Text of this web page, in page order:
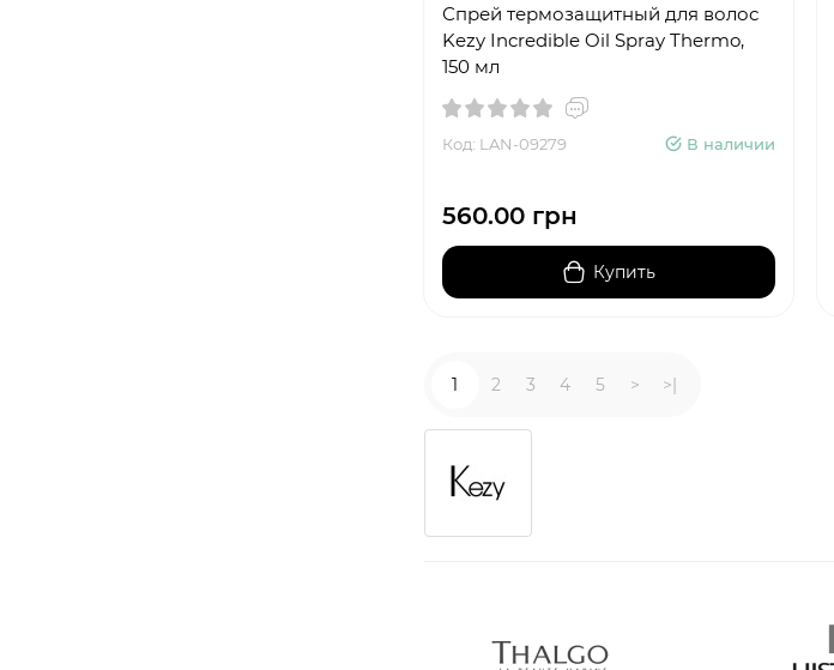
Спрей термозащитный для волос
Kezy Incredible Oil Spray Thermo,
150 мл
Код: LAN-09279 В наличии
560.00 грн
Купить
1 2 3 4 5 > >|